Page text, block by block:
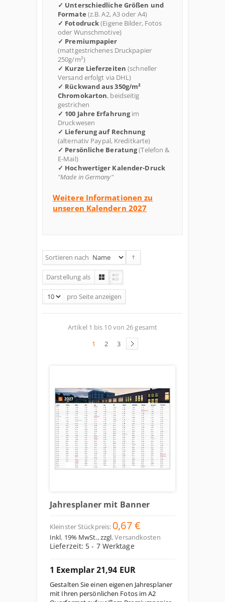
✓ Unterschiedliche Größen und
Formate (z.B. A2, A3 oder A4)
✓ Fotodruck(Eigene Bilder, Fotos
oder Wunschmotive)
✓ Premiumpapier
(mattgestrichenes Druckpapier
250g/m²)
✓ Kurze Lieferzeiten (schneller
Versand erfolgt via DHL)
✓ Rückwand aus 350g/m²
Chromokarton, beidseitig
gestrichen
✓ 100 Jahre Erfahrungim
Druckwesen
✓ Lieferung auf Rechnung
(alternativ Paypal, Kreditkarte)
✓ Persönliche Beratung(Telefon &
E-Mail)
✓ Hochwertiger Kalender-Druck
"Made in Germany"
Weitere Informationen zu
unseren Kalendern 2027
Sortieren nach
Darstellung als
pro Seiteanzeigen
Artikel 1 bis 10 von 26 gesamt
1
2 3
Jahresplaner mit Banner
Kleinster Stückpreis: 0,67 €
Inkl. 19% MwSt.,zzgl.Versandkosten
Lieferzeit: 5 - 7 Werktage
1 Exemplar 21,94 EUR
Gestalten Sie einen eigenen Jahresplaner
mit Ihren persönlichen Fotos im A2